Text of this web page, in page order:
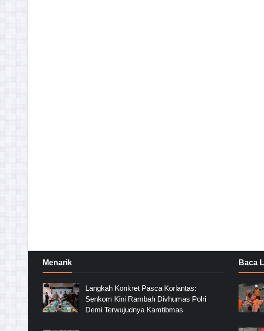
Menarik
Langkah Konkret Pasca Korlantas:
Senkom Kini Rambah Divhumas Polri
Demi Terwujudnya Kamtibmas
Baca